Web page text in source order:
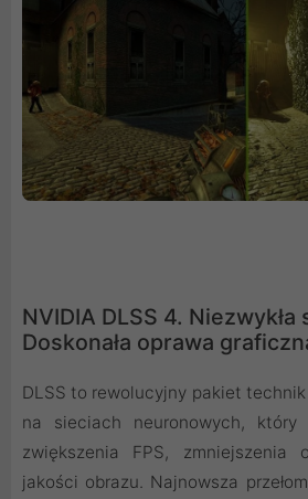
NVIDIA DLSS 4. Niezwykła
Doskonała oprawa
DLSS to rewolucyjny pakiet
na sieciach neuronowych, który
zwiększenia FPS, zmniejszenia
jakości obrazu. ‌Najnowsza